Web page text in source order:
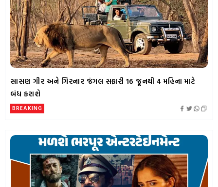
સાસણ ગીર અને ગિરનાર જંગલ સફારી 16 જૂનથી 4 મહિના માટે
બંધ કરાશે
BREAKING